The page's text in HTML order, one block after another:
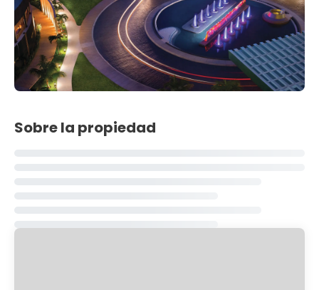
Sobre la propiedad